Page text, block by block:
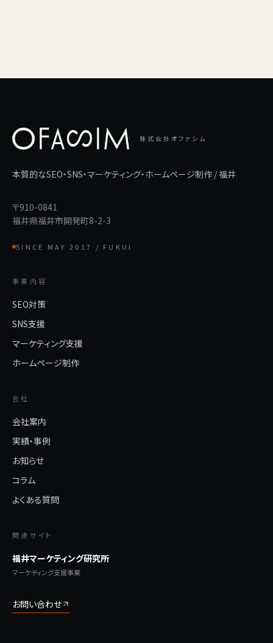
株式会社オファシム
本質的なSEO・SNS・マーケティング・ホームページ制作 / 福井
〒910-0841
福井県福井市開発町8-2-3
SINCE MAY 2017 / FUKUI
事業内容
SEO対策
SNS支援
マーケティング支援
ホームページ制作
会社
会社案内
実績・事例
お知らせ
コラム
よくある質問
関連サイト
福井マーケティング研究所
マーケティング支援事業
お問い合わせ